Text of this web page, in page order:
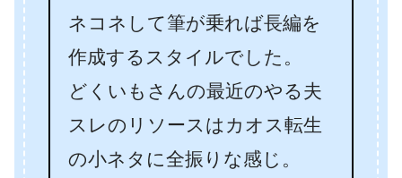
ネコネして筆が乗れば長編を
作成するスタイルでした。
どくいもさんの最近のやる夫
スレのリソースはカオス転生
の小ネタに全振りな感じ。